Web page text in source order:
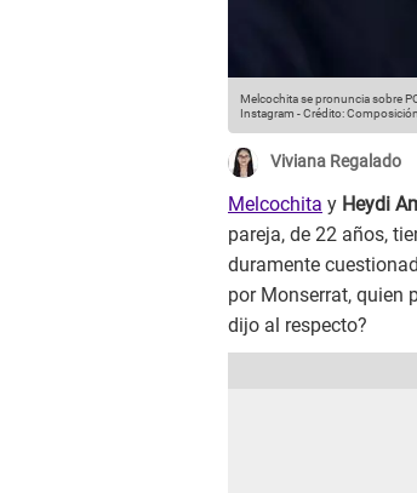
Melcochita se pronuncia sobre
Instagram -Crédito:
Viviana Regalado
Melcochita y Heydi
pareja, de 22 años,
duramente
por Monserrat, quien
dijo al respecto?